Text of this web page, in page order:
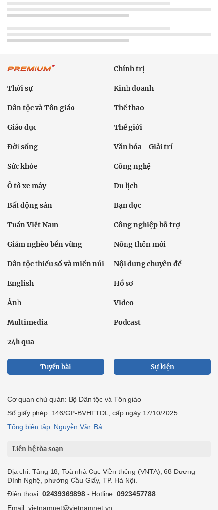
Chính trị
Thời sự Kinh doanh
Dân tộc và Tôn giáo Thể thao
Giáo dục Thế giới
Đời sống Văn hóa - Giải trí
Sức khỏe Công nghệ
Ô tô xe máy Du lịch
Bất động sản Bạn đọc
Tuần Việt Nam Công nghiệp hỗ trợ
Giảm nghèo bền vững Nông thôn mới
Dân tộc thiểu số và miền núi Nội dung chuyên đề
English Hồ sơ
Ảnh Video
Multimedia Podcast
24h qua
Tuyến bài Sự kiện
Cơ quan chủ quản: Bộ Dân tộc và Tôn giáo
Số giấy phép: 146/GP-BVHTTDL, cấp ngày 17/10/2025
Tổng biên tập: Nguyễn Văn Bá
Liên hệ tòa soạn
Địa chỉ: Tầng 18, Toà nhà Cục Viễn thông (VNTA), 68 Dương
Đình Nghệ, phường Cầu Giấy, TP. Hà Nội.
Điện thoại: 02439369898 - Hotline: 0923457788
Email: vietnamnet@vietnamnet.vn